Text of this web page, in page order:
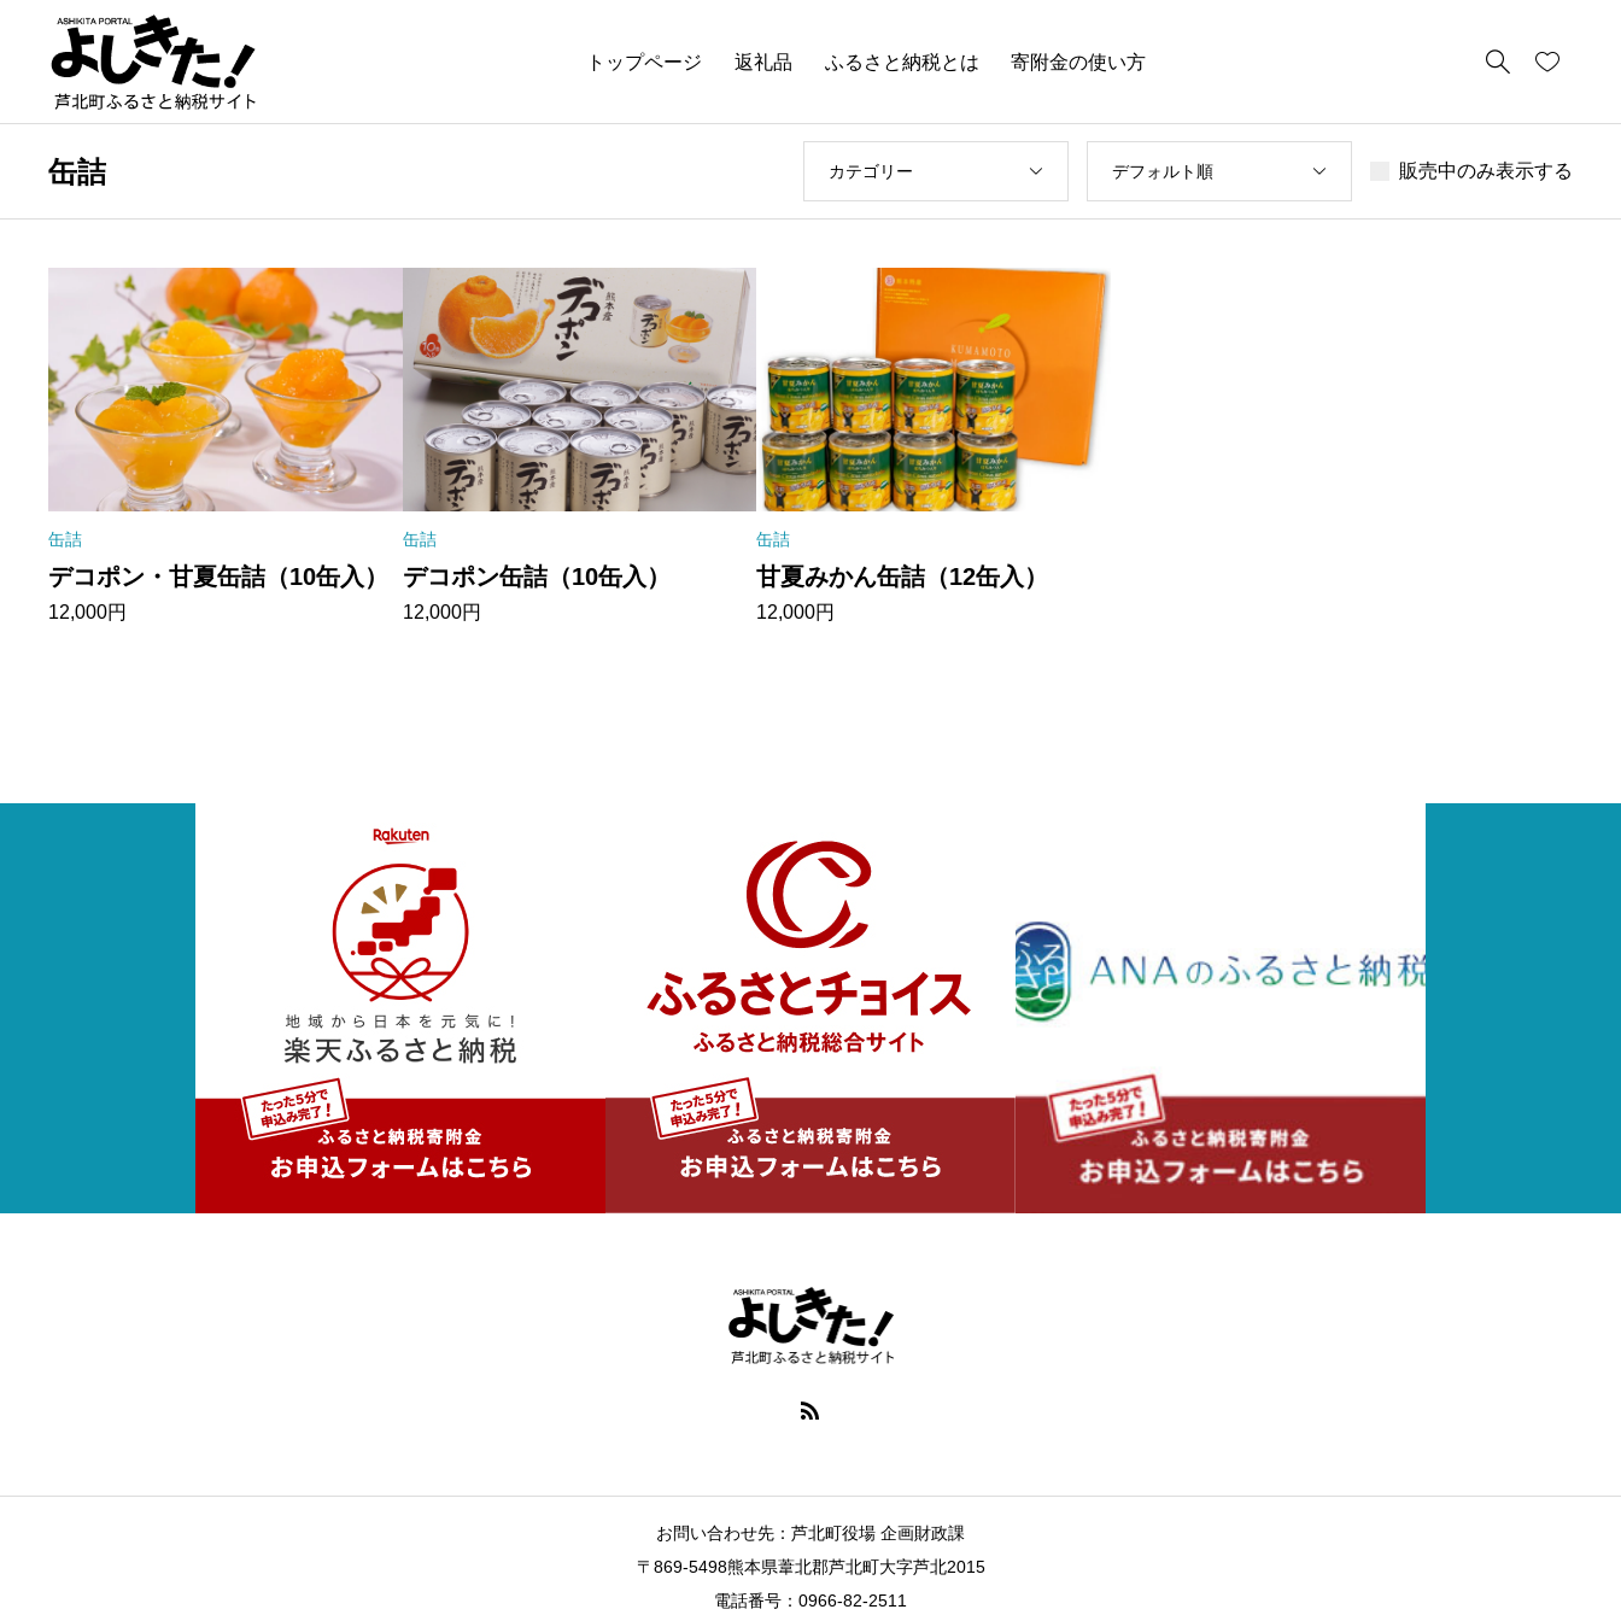
トップページ 返礼品 ふるさと納税とは 寄附金の使い方
缶詰 カテゴリー デフォルト順 販売中のみ表示する
缶詰
デコポン・甘夏缶詰（10缶入）
12,000円
缶詰
デコポン缶詰（10缶入）
12,000円
缶詰
甘夏みかん缶詰（12缶入）
12,000円
お問い合わせ先：芦北町役場 企画財政課
〒869-5498熊本県葦北郡芦北町大字芦北2015
電話番号：0966-82-2511